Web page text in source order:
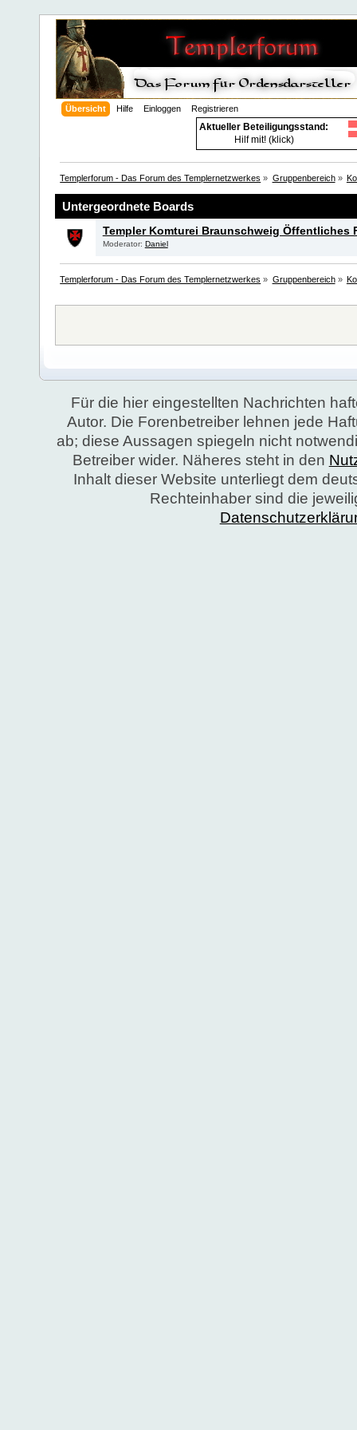
Übersicht Hilfe Einloggen Registrieren
Aktueller Beteiligungsstand:
Hilf mit! (klick)
Templerforum - Das Forum des Templernetzwerkes » Gruppenbereich»
Untergeordnete Boards
Templer Komturei Braunschweig Öffentliches
Moderator: Daniel
Templerforum - Das Forum des Templernetzwerkes » Gruppenbereich»
Für die hier eingestellten Nachrichten
Autor. Die Forenbetreiber lehnen jede
ab; diese Aussagen spiegeln nicht
Betreiber wider. Näheres steht in den
Inhalt dieser Website unterliegt dem
Rechteinhaber sind die